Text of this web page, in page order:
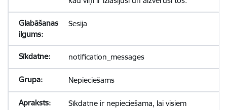
Sesija
notification_messages
Nepieciešams
Sīkdatne ir nepieciešama, lai visiem